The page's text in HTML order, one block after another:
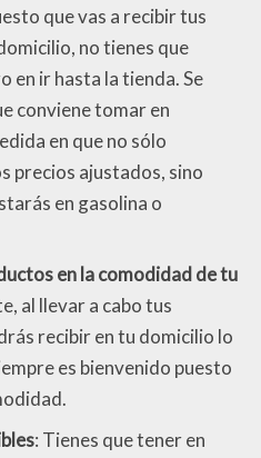
que vas a recibir tus
no tienes que
en ir hasta la tienda. Se
conviene tomar en
en que no sólo
precios ajustados, sino
en gasolina o
en la comodidad de tu
al llevar a cabo tus
recibir en tu domicilio lo
es bienvenido puesto
: Tienes que tener en